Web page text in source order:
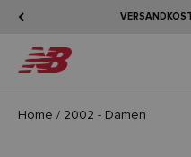
New Balance
Home / 2002 - Damen